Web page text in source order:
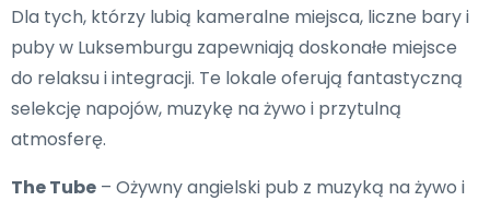
Dla tych, którzy lubią kameralne miejsca, liczne bary i
puby w Luksemburgu zapewniają doskonałe miejsce
do relaksu i integracji. Te lokale oferują fantastyczną
selekcję napojów, muzykę na żywo i przytulną
atmosferę.
The Tube – Ożywny angielski pub z muzyką na żywo i